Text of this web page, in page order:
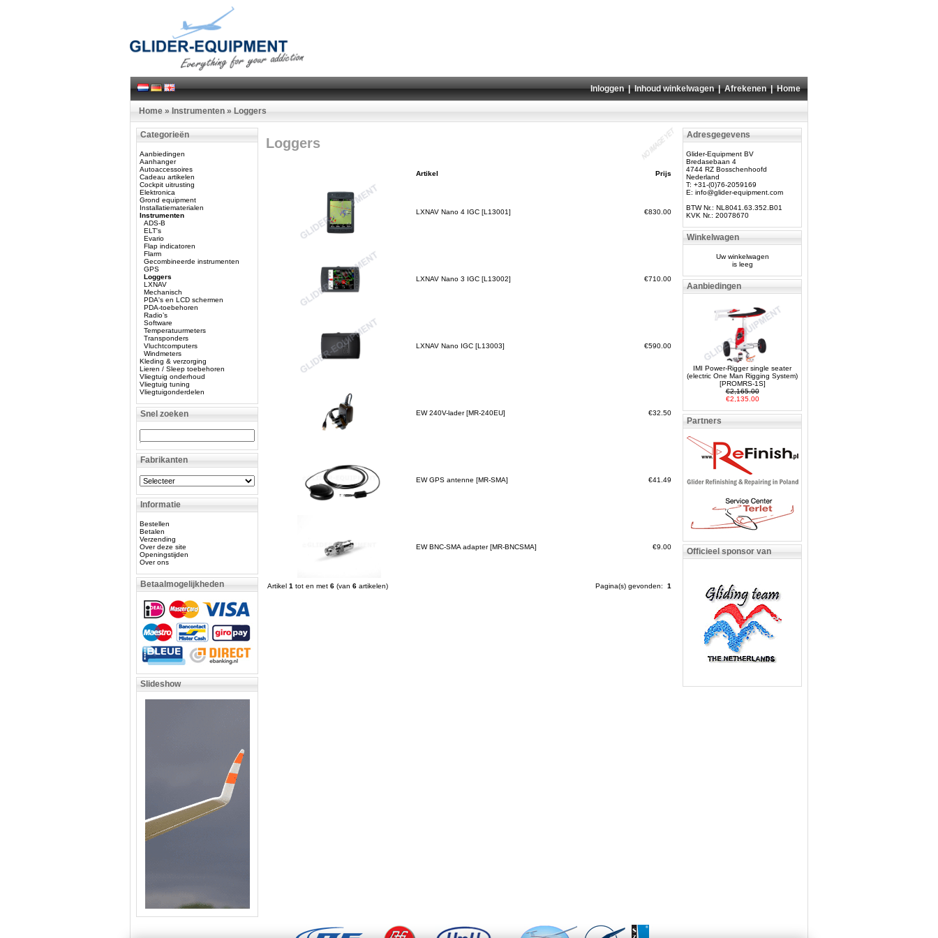
Inloggen|Inhoud winkelwagen|Afrekenen|Home
Home » Instrumenten » Loggers
Categorieën
Aanbiedingen
Aanhanger
Autoaccessoires
Cadeau artikelen
Cockpit uitrusting
Elektronica
Grond equipment
Installatiematerialen
Instrumenten
ADS-B
ELT's
Evario
Flap indicatoren
Flarm
Gecombineerde instrumenten
GPS
Loggers
LXNAV
Mechanisch
PDA's en LCD schermen
PDA-toebehoren
Radio’s
Software
Temperatuurmeters
Transponders
Vluchtcomputers
Windmeters
Kleding & verzorging
Lieren / Sleep toebehoren
Vliegtuig onderhoud
Vliegtuig tuning
Vliegtuigonderdelen
Snel zoeken
Fabrikanten
Informatie
Bestellen
Betalen
Verzending
Over deze site
Openingstijden
Over ons
Betaalmogelijkheden
Slideshow
Loggers
Artikel Prijs
LXNAV Nano 4 IGC [L13001] €830.00
LXNAV Nano 3 IGC [L13002] €710.00
LXNAV Nano IGC [L13003] €590.00
EW 240V-lader [MR-240EU] €32.50
EW GPS antenne [MR-SMA] €41.49
EW BNC-SMA adapter [MR-BNCSMA] €9.00
Artikel 1 tot en met 6 (van 6 artikelen) Pagina(s) gevonden: 1
Adresgegevens
Glider-Equipment BV
Bredasebaan 4
4744 RZ Bosschenhoofd
Nederland
T: +31-(0)76-2059169
E: info@glider-equipment.com
BTW Nr.: NL8041.63.352.B01
KVK Nr.: 20078670
Winkelwagen
Uw winkelwagen
is leeg
Aanbiedingen
IMI Power-Rigger single seater
(electric One Man Rigging System)
[PROMRS-1S]
€2,165.00
€2,135.00
Partners
Officieel sponsor van